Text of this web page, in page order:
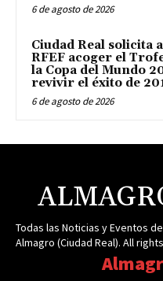
6 de agosto de 2026
Ciudad Real solicita
RFEF acoger el
la Copa del Mundo
revivir el éxito de
6 de agosto de 2026
Todas las Noticias y Eventos
Almagro (Ciudad Real). All